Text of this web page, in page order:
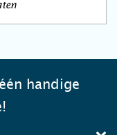
handige